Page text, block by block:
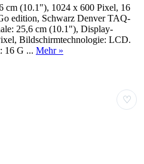
cm (10.1"), 1024 x 600 Pixel, 16
edition, Schwarz Denver TAQ-
25,6 cm (10.1"), Display-
Bildschirmtechnologie: LCD.
16 G ... Mehr »
♡